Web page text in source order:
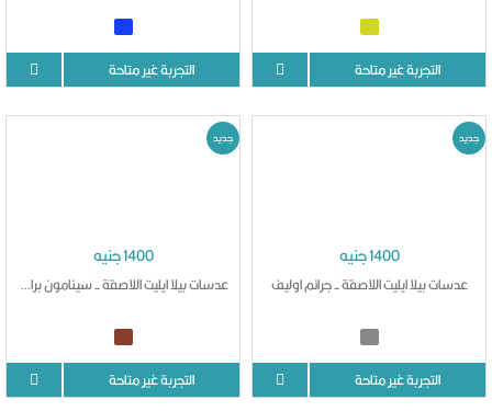
التجربة غير متاحة التجربة غير متاحة
1400 جنيه
عدسات بيلا ايليت اللاصقة - جرائم اوليف
التجربة غير متاحة
جديد
1400 جنيه
عدسات بيلا ايليت اللاصقة - سينامون براون
التجربة غير متاحة
جديد